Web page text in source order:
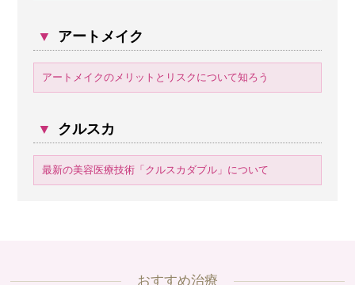
▼ アートメイク
アートメイクのメリットとリスクについて知ろう
▼ クルスカ
最新の美容医療技術「クルスカダブル」について
おすすめ治療